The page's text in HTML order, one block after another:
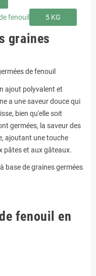
5 KG
graines
de fenouil
ajout polyvalent et
a une saveur douce qui
bien qu'elle soit
germées, la saveur des
ajoutant une touche
pâtes et aux gâteaux.
base de graines germées
fenouil en